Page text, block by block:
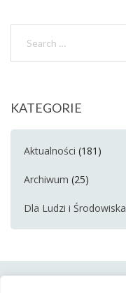
KATEGORIE
Aktualności (181)
Archiwum (25)
Dla Ludzi i Środowiska